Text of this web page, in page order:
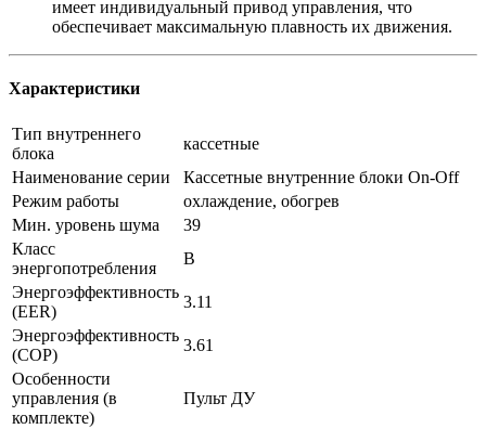
имеет индивидуальный привод управления, что
обеспечивает максимальную плавность их движения.
Характеристики
Тип внутреннего
блока
кассетные
Наименование серии
Кассетные внутренние блоки On-Off
Режим работы
охлаждение, обогрев
Мин. уровень шума
39
Класс
энергопотребления
B
Энергоэффективность
(EER)
3.11
Энергоэффективность
(COP)
3.61
Особенности
управления (в
комплекте)
Пульт ДУ